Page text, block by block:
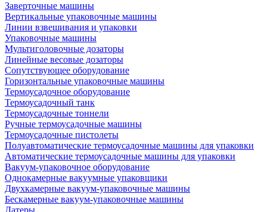
Заверточные машины
Вертикальные упаковочные машины
Линии взвешивания и упаковки
Упаковочные машины
Мультиголовочные дозаторы
Линейные весовые дозаторы
Сопутствующее оборудование
Горизонтальные упаковочные машины
Термоусадочное оборудование
Термоусадочный танк
Термоусадочные тоннели
Ручные термоусадочные машины
Термоусадочные пистолеты
Полуавтоматические термоусадочные машины для упаковки
Автоматические термоусадочные машины для упаковки
Вакуум-упаковочное оборудование
Однокамерные вакуумные упаковщики
Двухкамерные вакуум-упаковочные машины
Бескамерные вакуум-упаковочные машины
Датеры